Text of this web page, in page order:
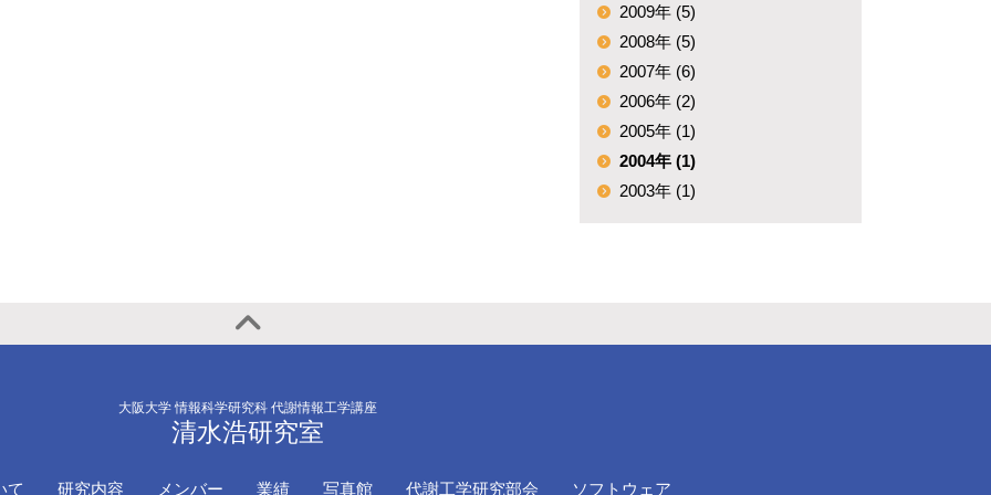
2009年 (5)
2008年 (5)
2007年 (6)
2006年 (2)
2005年 (1)
2004年 (1)
2003年 (1)
大阪大学 情報科学研究科 代謝情報工学講座
清水浩研究室
て 研究内容 メンバー 業績 写真館 代謝工学研究部会 ソフトウェア